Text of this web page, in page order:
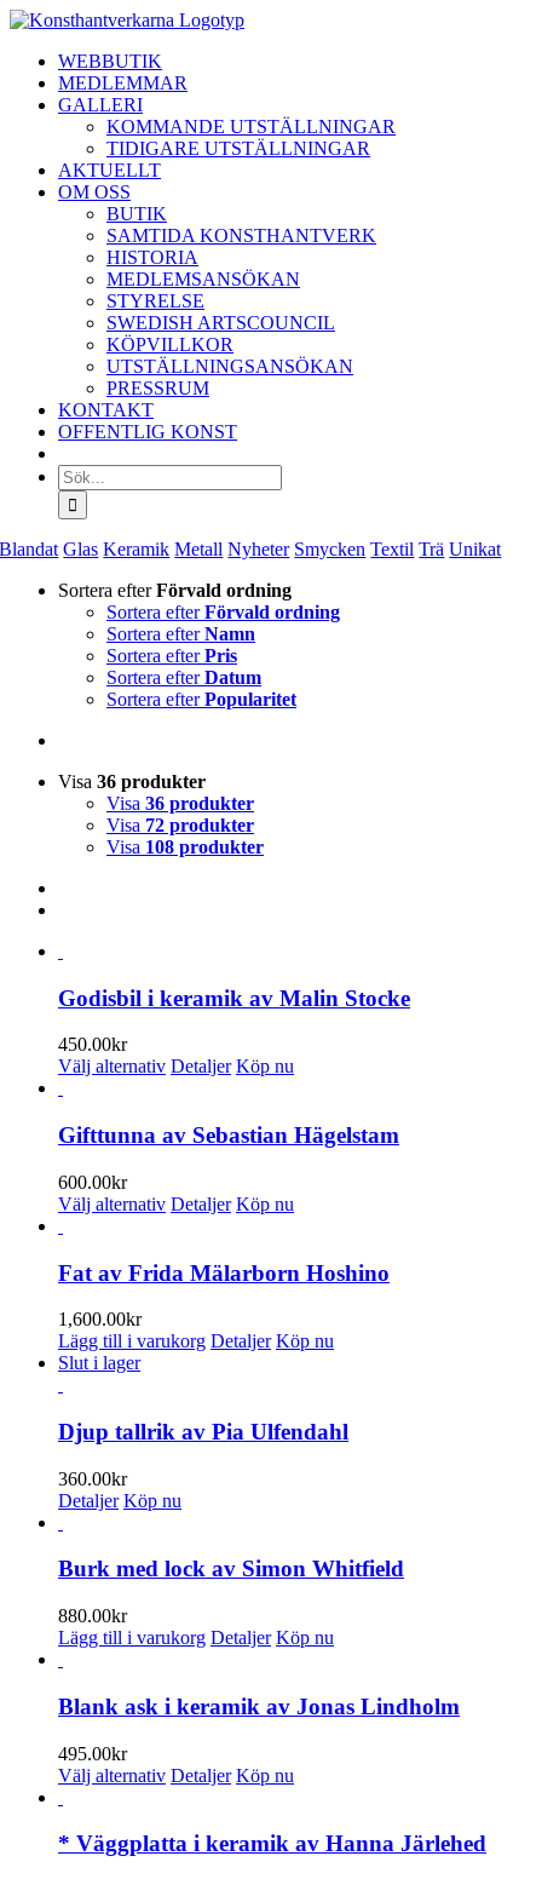
Fortsätt
innehålletWEBBUTIK
MEDLEMMAR
GALLERI
KOMMANDE UTSTÄLLNINGAR
TIDIGARE UTSTÄLLNINGAR
AKTUELLT
OM OSS
BUTIK
SAMTIDA KONSTHANTVERK
HISTORIA
MEDLEMSANSÖKAN
STYRELSE
SWEDISH ARTSCOUNCIL
KÖPVILLKOR
UTSTÄLLNINGSANSÖKAN
PRESSRUM
KONTAKT
OFFENTLIG KONST
Sök
efter:
Blandat Glas Keramik Metall Nyheter Smycken Textil Trä Unikat
Sortera efterFörvald ordning
Sortera efterFörvald ordning
Sortera efterNamn
Sortera efterPris
Sortera efterDatum
Sortera efterPopularitet
Visa 36 produkter
Visa 36 produkter
Visa 72 produkter
Visa 108 produkter
Godisbil i keramik av Malin Stocke
450.00kr
Välj alternativ Den
har
flera
De
olika
kan
väljas
Detaljer Köp nu
Gifttunna av Sebastian Hägelstam
600.00kr
Välj alternativ Den
har
flera
De
olika
väljas
på
Detaljer Köp nu
Fat av Frida Mälarborn Hoshino
1,600.00kr
Lägg till i varukorg Detaljer Köp nu
Slut i lager
Djup tallrik av Pia Ulfendahl
360.00kr
Detaljer Köp nu
Burk med lock av Simon Whitfield
880.00kr
Lägg till i varukorg Detaljer Köp nu
Blank ask i keramik av Jonas Lindholm
495.00kr
Välj alternativ Den
har
Detaljer Köp nu
* Väggplatta i keramik av Hanna Järlehed